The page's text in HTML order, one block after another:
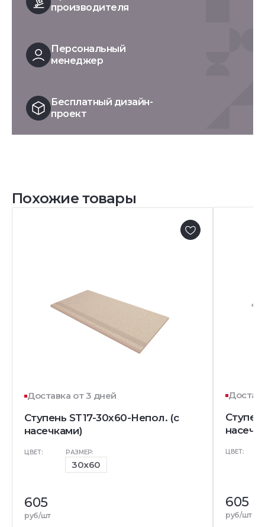
производителя
Персональный
менеджер
Бесплатный дизайн-
проект
Похожие товары
Доставка от 3 дней
Ступень ST17-30x60-Непол. (с
насечками)
ЦВЕТ: РАЗМЕР:
30x60
605
руб/шт
ЦВЕТ:
605
руб/шт